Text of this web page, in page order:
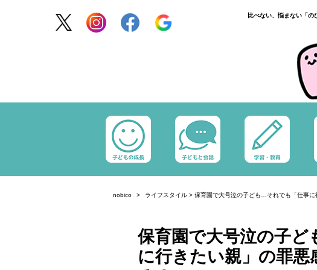
比べない、悩まない「
nobico ライフスタイル > 保育園で大号泣の子ども…それでも「仕事に
保育園で大号泣の子
に行きたい親」の罪悪